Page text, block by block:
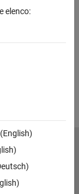
elenco: